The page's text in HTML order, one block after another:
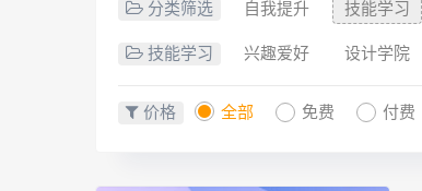
分类筛选 自我提升 技能学习
技能学习 兴趣爱好 设计学院
价格 全部 免费 付费